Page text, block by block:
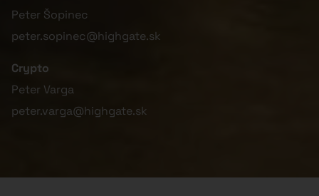
Peter Šopinec
peter.sopinec@highgate.sk
Crypto
Peter Varga
peter.varga@highgate.sk